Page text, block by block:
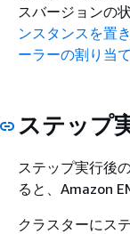
スバージョンの
ンスタンスを置
ーラーの割り当
ステップ
ステップ実行後
ると、Amazon
クラスターにス